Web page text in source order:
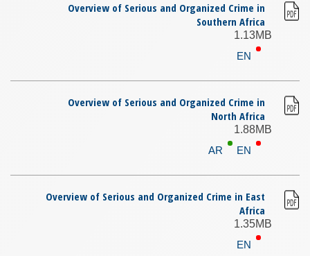
Overview of Serious and Organized Crime in
Southern Africa
1.13MB
EN
Overview of Serious and Organized Crime in
North Africa
1.88MB
EN
AR
Overview of Serious and Organized Crime in East
Africa
1.35MB
EN